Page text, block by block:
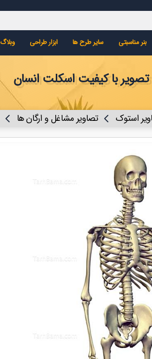
بنر مناسبتی سایر طرح ها ابزار طراحی وبلاگ
تصویر با کیفیت اسکلت انسان
استوک تصاویر مشاغل و ارگان ها